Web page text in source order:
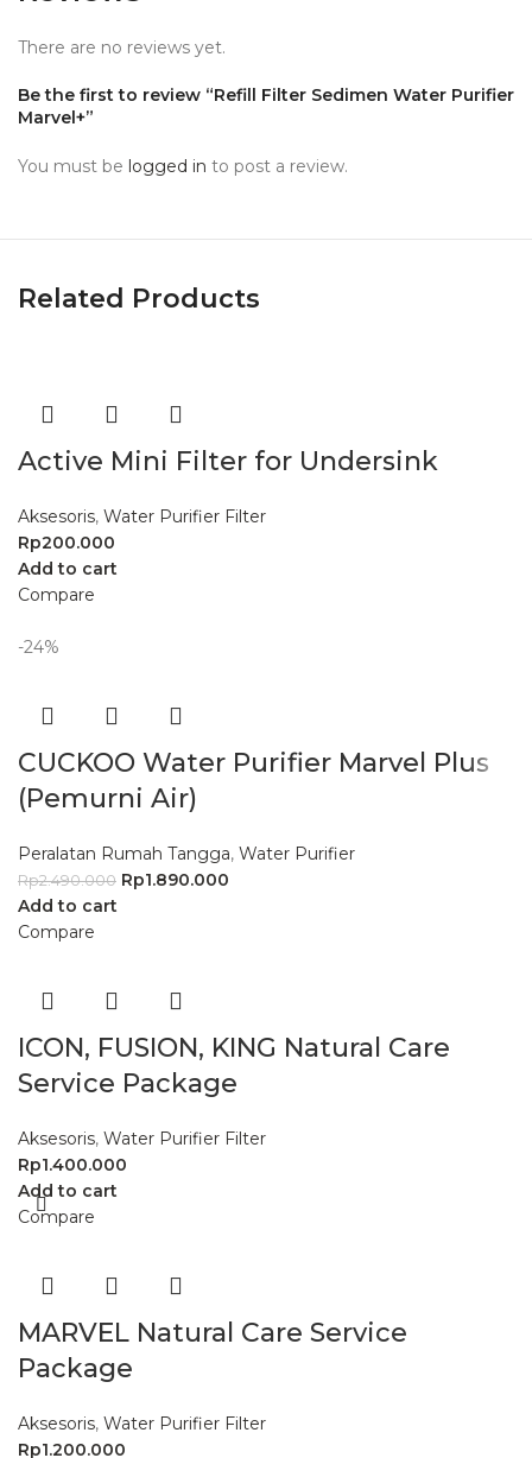
There are no reviews yet.
Be the first to review “Refill Filter Sedimen Water Purifier
Marvel+”
You must be logged in to post a review.
Related Products
Active Mini Filter for Undersink
Aksesoris, Water Purifier Filter
Rp200.000
Add to cart
Compare
-24%
CUCKOO Water Purifier Marvel Plus
(Pemurni Air)
Peralatan Rumah Tangga, Water Purifier
Rp2.490.000 Rp1.890.000
Add to cart
Compare
ICON, FUSION, KING Natural Care
Service Package
Aksesoris, Water Purifier Filter
Rp1.400.000
Add to cart
Compare
MARVEL Natural Care Service
Package
Aksesoris, Water Purifier Filter
Rp1.200.000